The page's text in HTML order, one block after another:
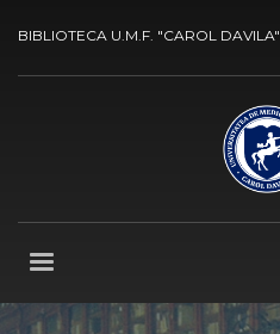
BIBLIOTECA U.M.F. "CAROL DAVILA"